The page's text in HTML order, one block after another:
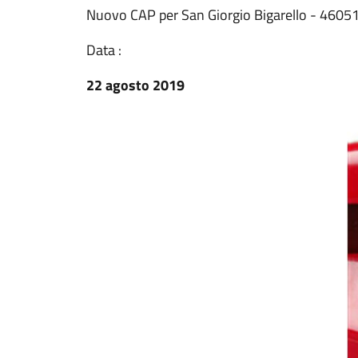
Nuovo CAP per San Giorgio Bigarello -
Data :
22 agosto 2019